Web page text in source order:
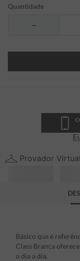
Quantidade
－
Provador Virtual
Básico que é
Class Branca
o dia a dia.